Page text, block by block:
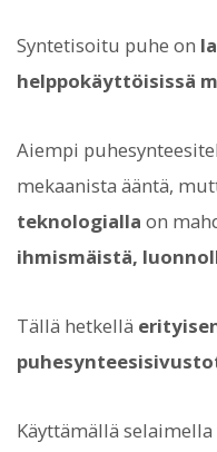
Syntetisoitu puhe on
helppokäyttöisissä
Aiempi
mekaanista ääntä,
teknologialla on
ihmismäistä,
Tällä hetkellä
Käyttämällä